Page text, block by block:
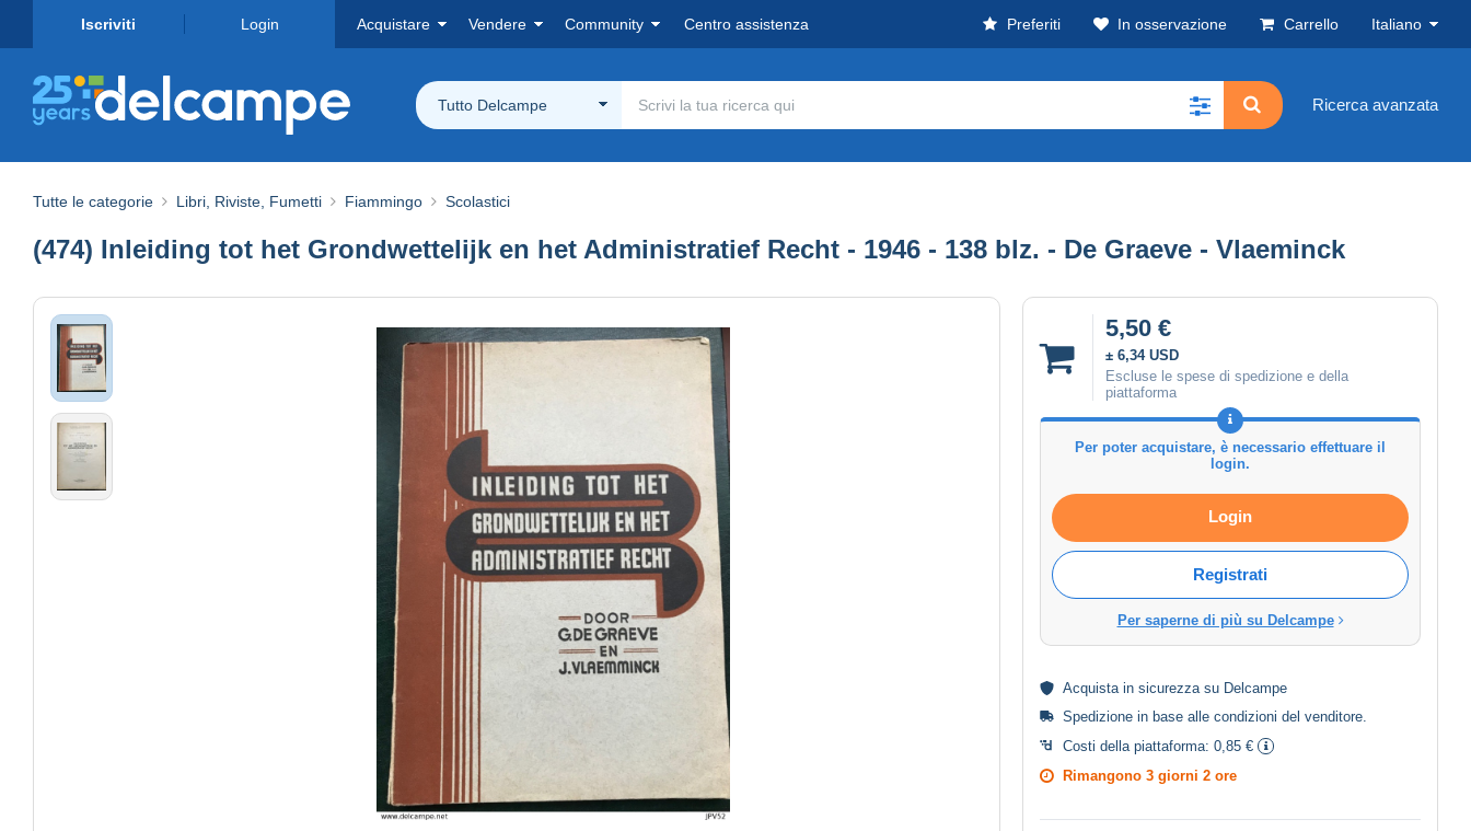
Iscriviti Login Acquistare Vendere Community Centro assistenza Preferiti In osservazione Carrello Italiano
Tutto Delcampe Ricerca avanzata
Tutte le categorie Libri, Riviste, Fumetti Fiammingo Scolastici
(474) Inleiding tot het Grondwettelijk en het Administratief Recht - 1946 - 138 blz. - De Graeve - Vlaeminck
5,50 €
± 6,34 USD
Escluse le spese di spedizione e della
piattaforma
Per poter acquistare, è necessario effettuare il
login.
Login
Registrati
Per saperne di più su Delcampe
Acquista in sicurezza su Delcampe
Spedizione in base alle condizioni del venditore
Costi della piattaforma: 0,85 €
Rimangono 3 giorni 2 ore